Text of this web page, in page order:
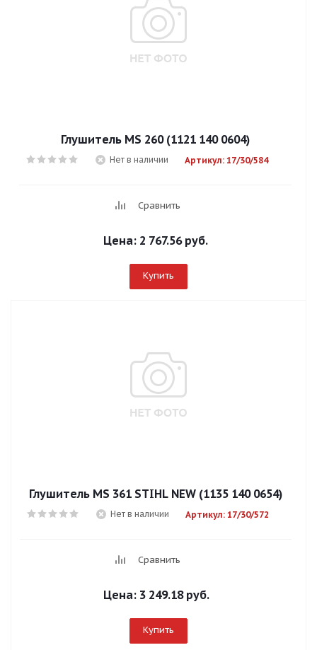
Глушитель MS 260 (1121 140 0604)
Нет в наличии Артикул: 17/30/584
Сравнить
Цена: 2 767.56 руб.
Купить
Глушитель MS 361 STIHL NEW (1135 140 0654)
Нет в наличии Артикул: 17/30/572
Сравнить
Цена: 3 249.18 руб.
Купить